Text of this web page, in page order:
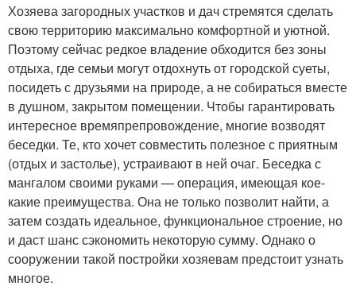
Хозяева загородных участков и дач стремятся сделать
свою территорию максимально комфортной и уютной.
Поэтому сейчас редкое владение обходится без зоны
отдыха, где семьи могут отдохнуть от городской суеты,
посидеть с друзьями на природе, а не собираться вместе
в душном, закрытом помещении. Чтобы гарантировать
интересное времяпрепровождение, многие возводят
беседки. Те, кто хочет совместить полезное с приятным
(отдых и застолье), устраивают в ней очаг. Беседка с
мангалом своими руками — операция, имеющая кое-
какие преимущества. Она не только позволит найти, а
затем создать идеальное, функциональное строение, но
и даст шанс сэкономить некоторую сумму. Однако о
сооружении такой постройки хозяевам предстоит узнать
многое.